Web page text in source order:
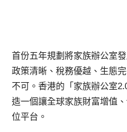
首份五年規劃將家族辦公室
政策清晰、稅務優越、生態
不可。香港的「家族辦公室
造一個讓全球家族財富增值
位平台。